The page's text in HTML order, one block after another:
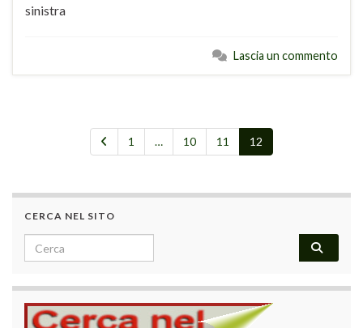
sinistra
Lascia un commento
1 … 10 11 12
CERCA NEL SITO
Search for: